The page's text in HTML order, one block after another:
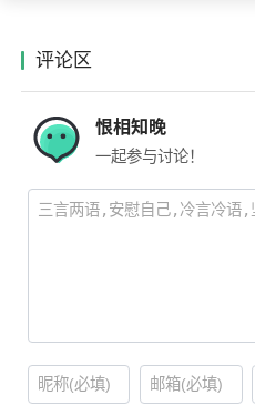
评论区
恨相知晚
一起参与讨论！